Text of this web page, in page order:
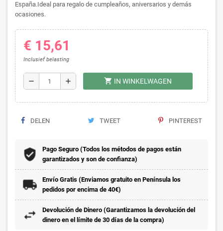
España.Ideal para regalo de cumpleaños, aniversarios y demás
ocasiones.
€ 15,61
Inclusief belasting
remove add shopping_cart IN WINKELWAGEN
DELEN TWEET PINTEREST
Pago Seguro (Todos los métodos de pagos están
garantizados y son de confianza)
Envío Gratis (Enviamos gratuito en Península los
pedidos por encima de 40€)
Devolución de Dinero (Garantizamos la devolución del
dinero en el límite de 30 días de la compra)